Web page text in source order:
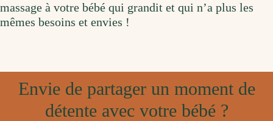
massage à votre bébé qui grandit et qui n’a plus les
mêmes besoins et envies !
Envie de partager un moment de
détente avec votre bébé ?